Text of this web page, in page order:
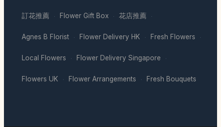
訂花推薦 · Flower Gift Box · 花店推薦 ·
Agnes B Florist · Flower Delivery HK · Fresh Flowers ·
Local Flowers · Flower Delivery Singapore ·
Flowers UK · Flower Arrangements · Fresh Bouquets